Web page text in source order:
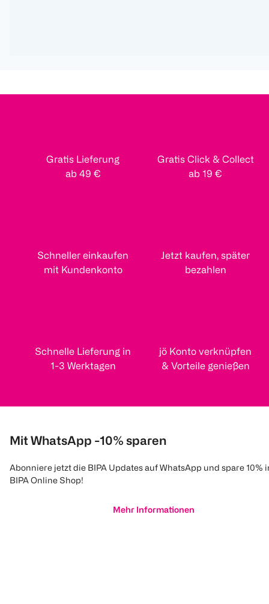
Gratis Lieferung
ab 49 €
Gratis Click & Collect
ab 19 €
Schneller einkaufen
mit Kundenkonto
Jetzt kaufen, später
bezahlen
Schnelle Lieferung in
1-3 Werktagen
jö Konto verknüpfen
& Vorteile genießen
Mit WhatsApp -10% sparen
Abonniere jetzt die BIPA Updates auf WhatsApp und spare 10%
BIPA Online Shop!
Mehr Informationen